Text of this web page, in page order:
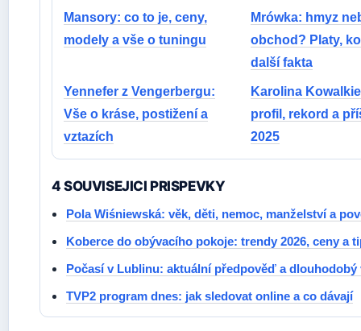
Mansory: co to je, ceny,
modely a vše o tuningu
Mrówka: hmyz
obchod? Platy,
další fakta
Yennefer z Vengerbergu:
Vše o kráse, postižení a
vztazích
Karolina
profil, rekord a
2025
4 SOUVISEJICI PRISPEVKY
Pola Wiśniewská: věk, děti, nemoc, manželství a
Koberce do obývacího pokoje: trendy 2026, ceny a
Počasí v Lublinu: aktuální předpověď a dlouhodobý
TVP2 program dnes: jak sledovat online a co dávají